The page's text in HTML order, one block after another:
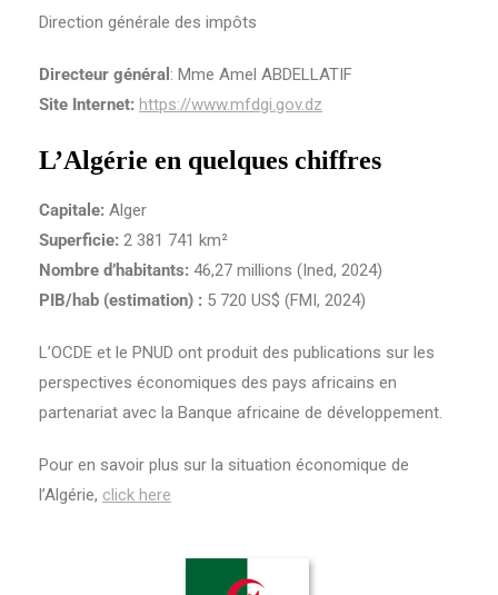
Direction générale des impôts
Directeur général : Mme Amel ABDELLATIF
Site Internet: https://www.mfdgi.gov.dz
L’Algérie en quelques chiffres
Capitale: Alger
Superficie: 2 381 741 km²
Nombre d’habitants: 46,27 millions (Ined, 2024)
PIB/hab (estimation) : 5 720 US$ (FMI, 2024)
L’OCDE et le PNUD ont produit des publications sur les
perspectives économiques des pays africains en
partenariat avec la Banque africaine de développement.
Pour en savoir plus sur la situation économique de
l’Algérie, click here